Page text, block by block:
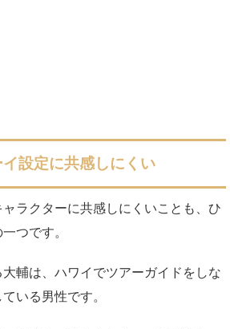
設定に共感しにくい
ラクターに共感しにくいことも、ひ
つです。
輔は、ハワイでツアーガイドをしな
いる男性です。